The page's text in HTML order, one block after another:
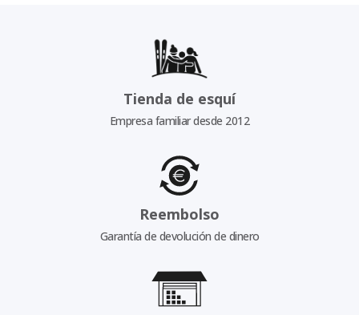
Tienda de esquí
Empresa familiar desde 2012
Reembolso
Garantía de devolución de dinero